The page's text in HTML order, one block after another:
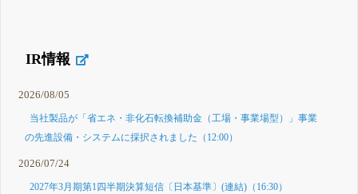
IR情報
2026/08/05
当社製品が「省エネ・非化石転換補助金（工場・事業場型）」事業
の先進設備・システムに採択されました（12:00）
2026/07/24
2027年3月期第1四半期決算短信〔日本基準〕(連結)（16:30）